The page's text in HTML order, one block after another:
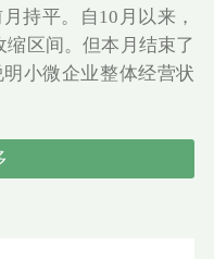
持平。自10月以来，
区间。但本月结束了
小微企业整体经营状